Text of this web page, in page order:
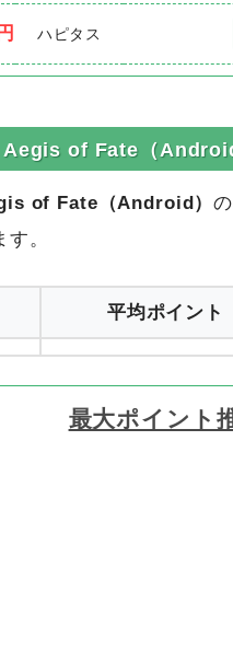
ハピタス
Aegis of Fate（
of Fate（Android）
。
平均ポイント
最大ポイント